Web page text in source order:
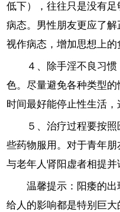
低下），往往只是没有
病态。男性朋友更应了
视作病态，增加思想上的
４、除手淫不良习
色。尽量避免各种类型
时间最好能停止性生活，
５、治疗过程要按
些药物服用。对于青年
与老年人肾阳虚者相提并
温馨提示：阳痿的出
给人的影响都是特别巨